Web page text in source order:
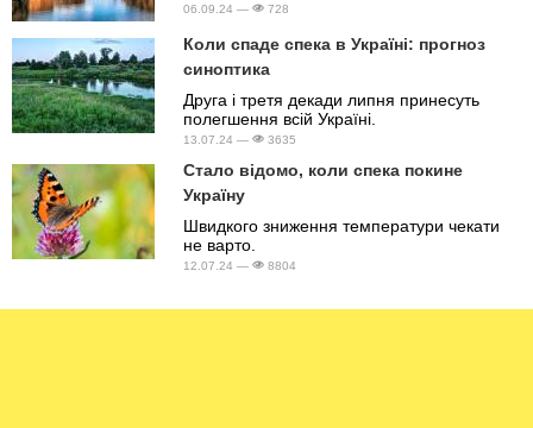
06.09.24 — 728
Коли спаде спека в Україні: прогноз
синоптика
Друга і третя декади липня принесуть
полегшення всій Україні.
13.07.24 — 3635
Стало відомо, коли спека покине
Україну
Швидкого зниження температури чекати
не варто.
12.07.24 — 8804